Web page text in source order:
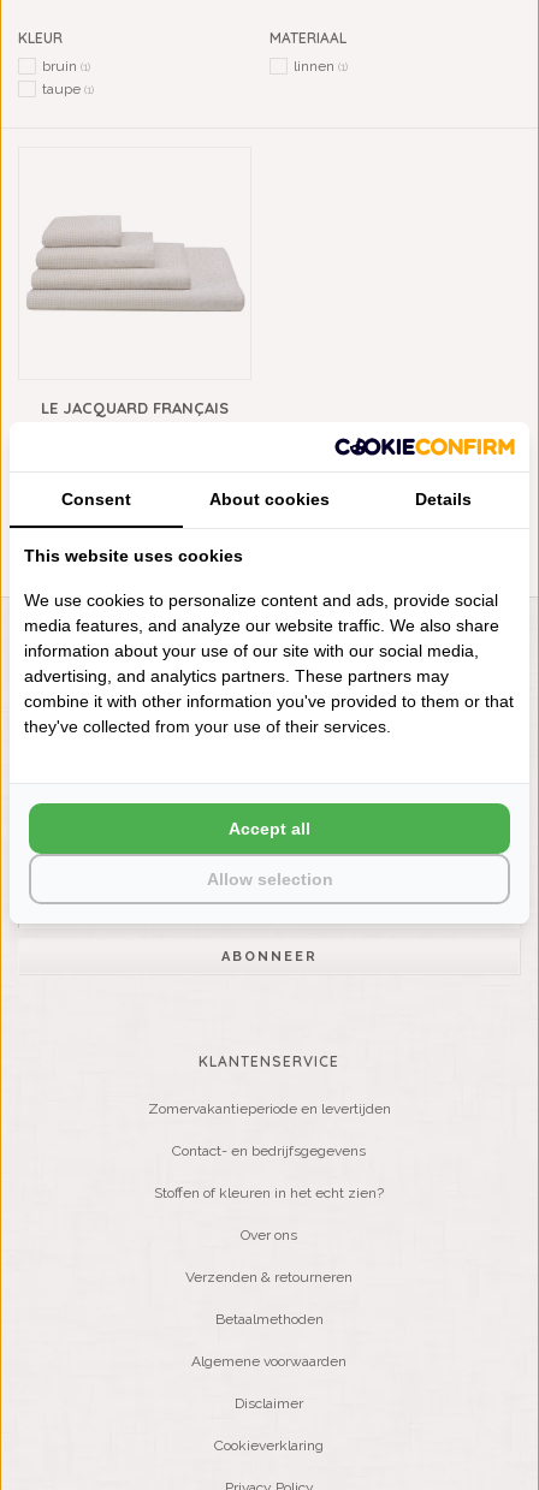
KLEUR
bruin (1)
taupe (1)
MATERIAAL
linnen (1)
LE JACQUARD FRANÇAIS
LIENSLINNENWINKEL.NL
VRAGEN? BEL DAN
+31 (0) 575 511817
Wilt u op de hoogte blijven?
Word lid van onze mailinglijst:
ABONNEER
KLANTENSERVICE
Zomervakantieperiode en levertijden
Contact- en bedrijfsgegevens
Stoffen of kleuren in het echt zien?
Over ons
Verzenden & retourneren
Betaalmethoden
Algemene voorwaarden
Disclaimer
Cookieverklaring
Consent About cookies Details
This website uses cookies
We use cookies to personalize content and ads, provide social
media features, and analyze our website traffic. We also share
information about your use of our site with our social media,
advertising, and analytics partners. These partners may
combine it with other information you've provided to them or that
they've collected from your use of their services.
Allow selection
Accept all